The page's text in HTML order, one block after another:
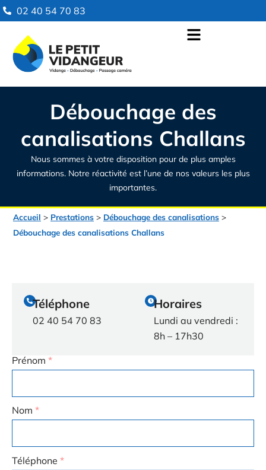
02 40 54 70 83
Débouchage des
canalisations Challans
Nous sommes à votre disposition pour de plus amples
informations. Notre réactivité est l’une de nos valeurs les plus
importantes.
Accueil > Prestations > Débouchage des canalisations >
Débouchage des canalisations Challans
Téléphone
02 40 54 70 83
Horaires
Lundi au vendredi :
8h – 17h30
Prénom *
Nom *
Téléphone *